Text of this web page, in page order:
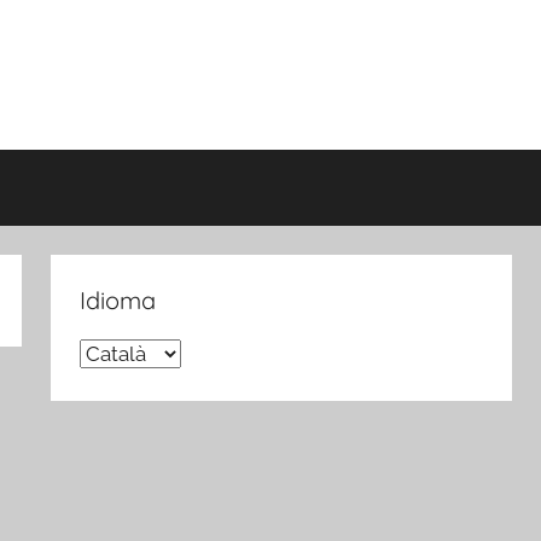
Idioma
Idioma